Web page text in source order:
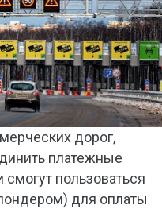
дорог,
платежные
пользоваться
для оплаты